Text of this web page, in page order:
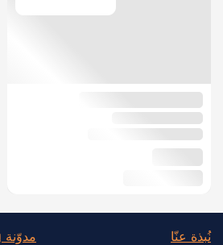
نُبذة عنّا
مدوّنة Halalbooking